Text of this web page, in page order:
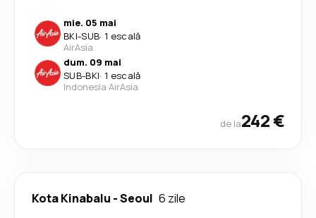
mie. 05 mai
BKI-SUB· 1 escală
AirAsia
dum. 09 mai
SUB-BKI· 1 escală
Indonesia AirAsia
de la242 €
Kota Kinabalu -Seoul 6 zile